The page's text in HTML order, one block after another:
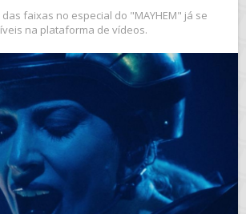
faixas no especial do "MAYHEM" já se
na plataforma de vídeos.